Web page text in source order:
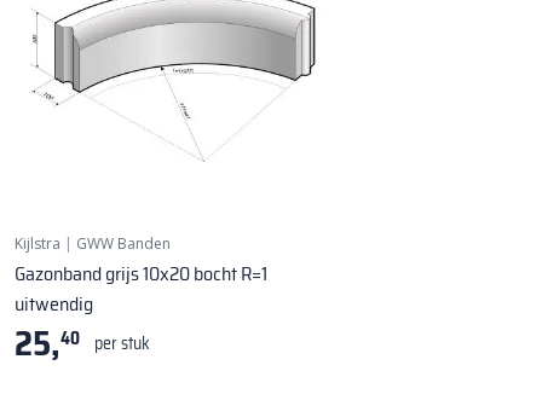
Kijlstra | GWW Banden
Gazonband grijs 10x20 bocht R=1
uitwendig
25,40 per stuk